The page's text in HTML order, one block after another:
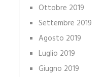
Ottobre 2019
Settembre 2019
Agosto 2019
Luglio 2019
Giugno 2019